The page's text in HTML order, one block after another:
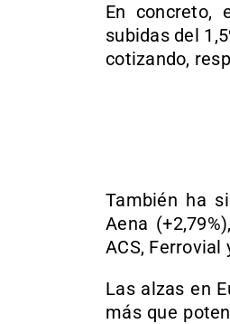
En concreto,
subidas del
cotizando,
También ha
Aena
ACS, Ferrovial
Las alzas en
más que